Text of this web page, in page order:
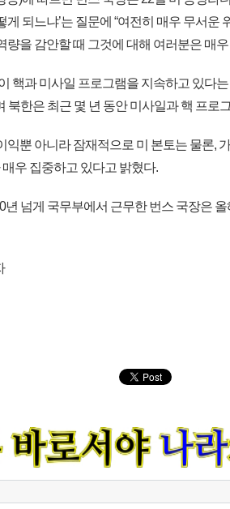
게 되느냐’는 질문에 “여전히 매우 무서운
량을 감안할 때 그것에 대해 여러분은 매
핵과 미사일 프로그램을 지속하고 있다
북한은 최근 몇 년 동안 미사일과 핵 프로
익뿐 아니라 잠재적으로 미 본토는 물론,
우 집중하고 있다고 밝혔다.
년 넘게 국무부에서 근무한 번스 국장은